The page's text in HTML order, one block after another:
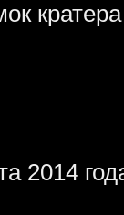
2014